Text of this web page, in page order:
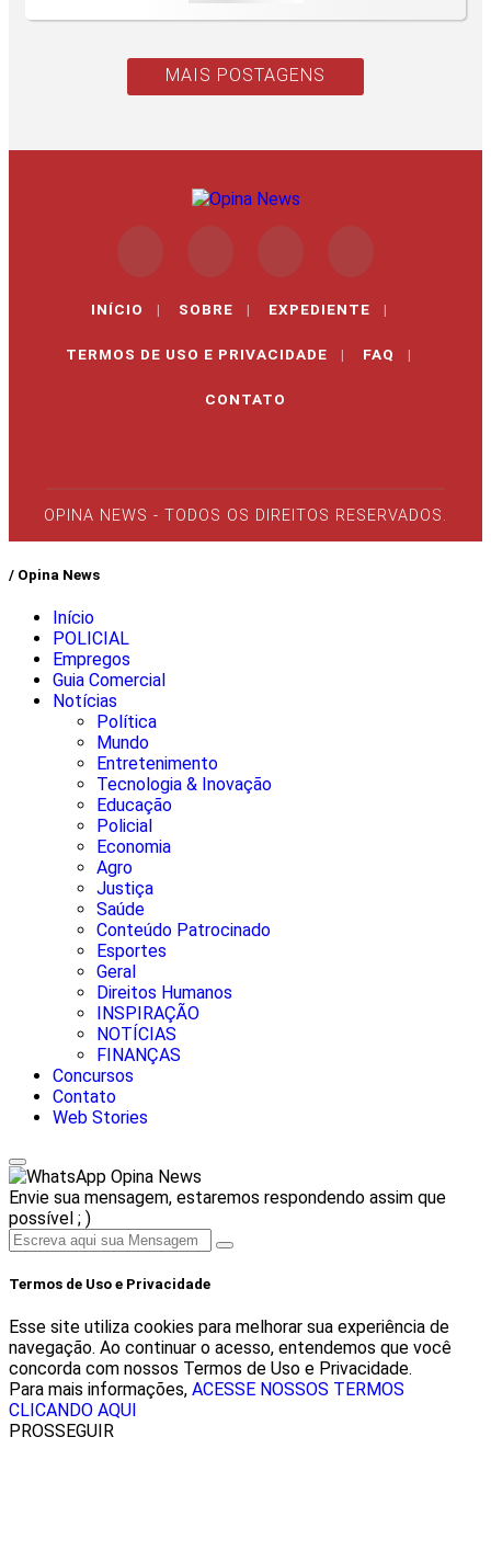
MAIS POSTAGENS
INÍCIO | SOBRE | EXPEDIENTE |
TERMOS DE USO E PRIVACIDADE | FAQ |
CONTATO
OPINA NEWS - TODOS OS DIREITOS RESERVADOS.
/ Opina News
Início
POLICIAL
Empregos
Guia Comercial
Notícias
Política
Mundo
Entretenimento
Tecnologia & Inovação
Educação
Policial
Economia
Agro
Justiça
Saúde
Conteúdo Patrocinado
Esportes
Geral
Direitos Humanos
INSPIRAÇÃO
NOTÍCIAS
FINANÇAS
Concursos
Contato
Web Stories
Opina News
Envie sua mensagem, estaremos respondendo assim que
possível ; )
Termos de Uso e Privacidade
Esse site utiliza cookies para melhorar sua experiência de
navegação. Ao continuar o acesso, entendemos que você
concorda com nossos Termos de Uso e Privacidade.
Para mais informações, ACESSE NOSSOS TERMOS
CLICANDO AQUI
PROSSEGUIR